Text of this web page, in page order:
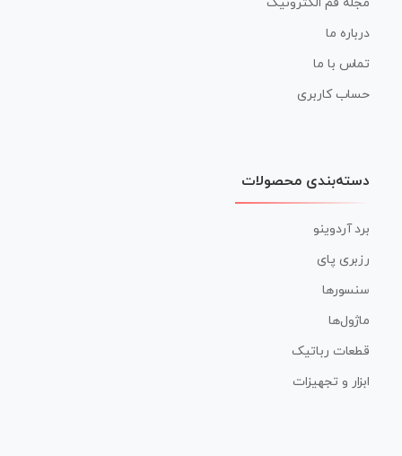
درباره ما
تماس با ما
حساب کاربری
دسته‌بندی محصولات
برد آردوینو
رزبری پای
سنسورها
ماژول‌ها
قطعات رباتیک
ابزار و تجهیزات